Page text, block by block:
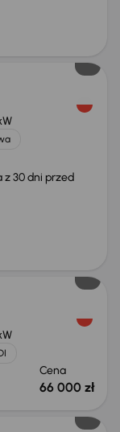
z 30 dni przed
Cena
66 000 zł